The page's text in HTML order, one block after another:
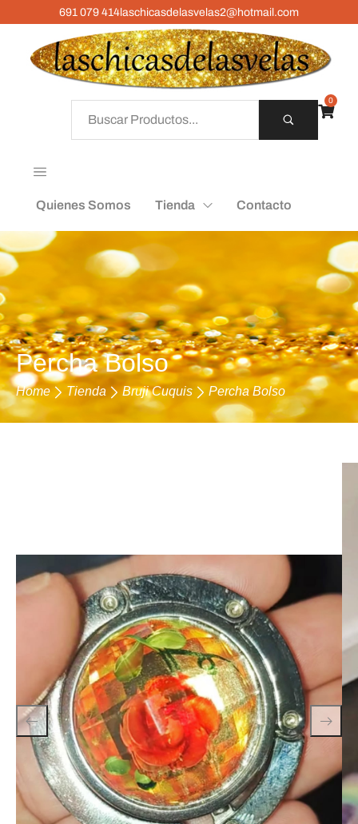
691 079 414laschicasdelasvelas2@hotmail.com
Quienes Somos Tienda Contacto
0
Percha Bolso
Home Tienda Bruji Cuquis Percha Bolso